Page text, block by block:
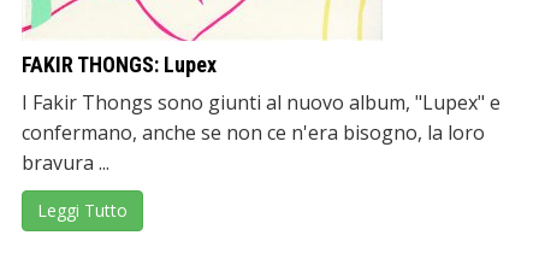
FAKIR THONGS: Lupex
I Fakir Thongs sono giunti al nuovo album, "Lupex" e
confermano, anche se non ce n'era bisogno, la loro
bravura ...
Leggi Tutto